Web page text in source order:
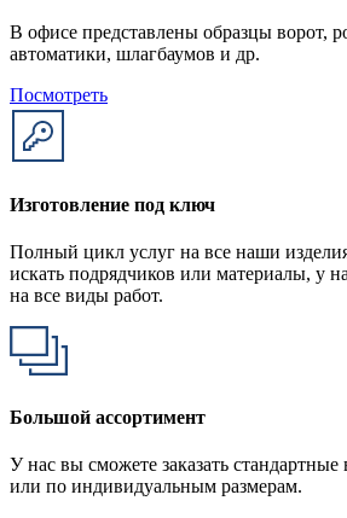
В офисе представлены образцы ворот,
автоматики, шлагбаумов и др.
Посмотреть
Изготовление под ключ
Полный цикл услуг на все наши
искать подрядчиков или материалы, у
на все виды работ.
Большой ассортимент
У нас вы сможете заказать стандартные
или по индивидуальным размерам.